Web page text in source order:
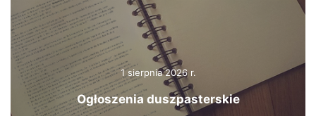
1 sierpnia 2026 r.
Ogłoszenia duszpasterskie